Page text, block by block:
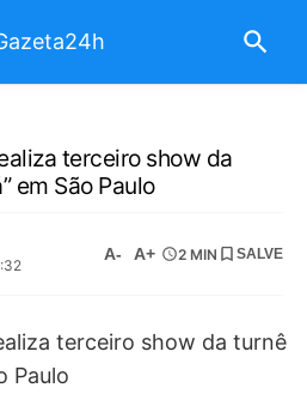
terceiro show da
em São Paulo
A- A+ 2 MIN SALVE